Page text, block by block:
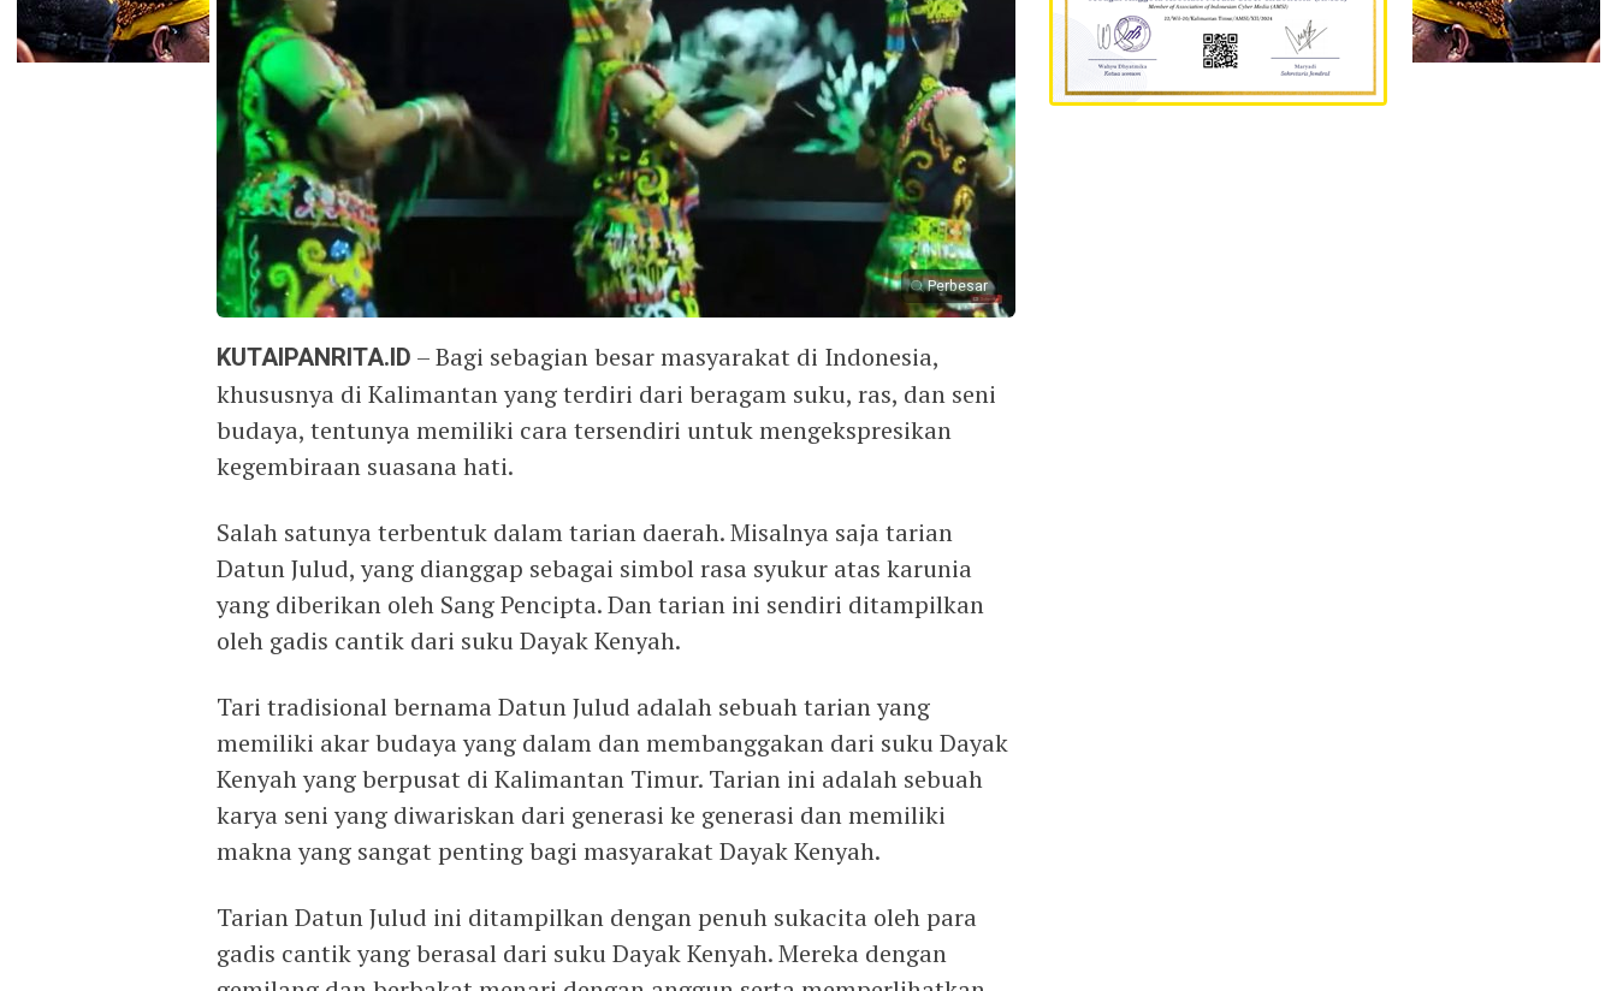
Perbesar
KUTAIPANRITA.ID – Bagi sebagian besar masyarakat di Indonesia,
khususnya di Kalimantan yang terdiri dari beragam suku, ras, dan seni
budaya, tentunya memiliki cara tersendiri untuk mengekspresikan
kegembiraan suasana hati.
Salah satunya terbentuk dalam tarian daerah. Misalnya saja tarian
Datun Julud, yang dianggap sebagai simbol rasa syukur atas karunia
yang diberikan oleh Sang Pencipta. Dan tarian ini sendiri ditampilkan
oleh gadis cantik dari suku Dayak Kenyah.
Tari tradisional bernama Datun Julud adalah sebuah tarian yang
memiliki akar budaya yang dalam dan membanggakan dari suku Dayak
Kenyah yang berpusat di Kalimantan Timur. Tarian ini adalah sebuah
karya seni yang diwariskan dari generasi ke generasi dan memiliki
makna yang sangat penting bagi masyarakat Dayak Kenyah.
Tarian Datun Julud ini ditampilkan dengan penuh sukacita oleh para
gadis cantik yang berasal dari suku Dayak Kenyah. Mereka dengan